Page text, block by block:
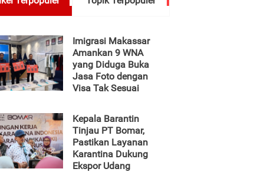
Imigrasi Makassar
Amankan 9 WNA
yang Diduga Buka
Jasa Foto dengan
Visa Tak Sesuai
Kepala Barantin
Tinjau PT Bomar,
Pastikan Layanan
Karantina Dukung
Ekspor Udang